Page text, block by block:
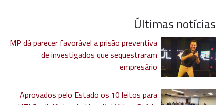
Últimas notícias
MP dá parecer favorável a prisão preventiva
de investigados que sequestraram
empresário
Aprovados pelo Estado os 10 leitos para